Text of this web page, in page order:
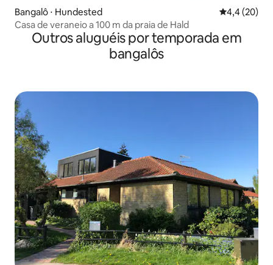
Bangalô ⋅ Hundested 4,4 de uma
4,4 (20)
Casa de veraneio a 100 m da praia de Hald
Outros aluguéis por temporada em
bangalôs